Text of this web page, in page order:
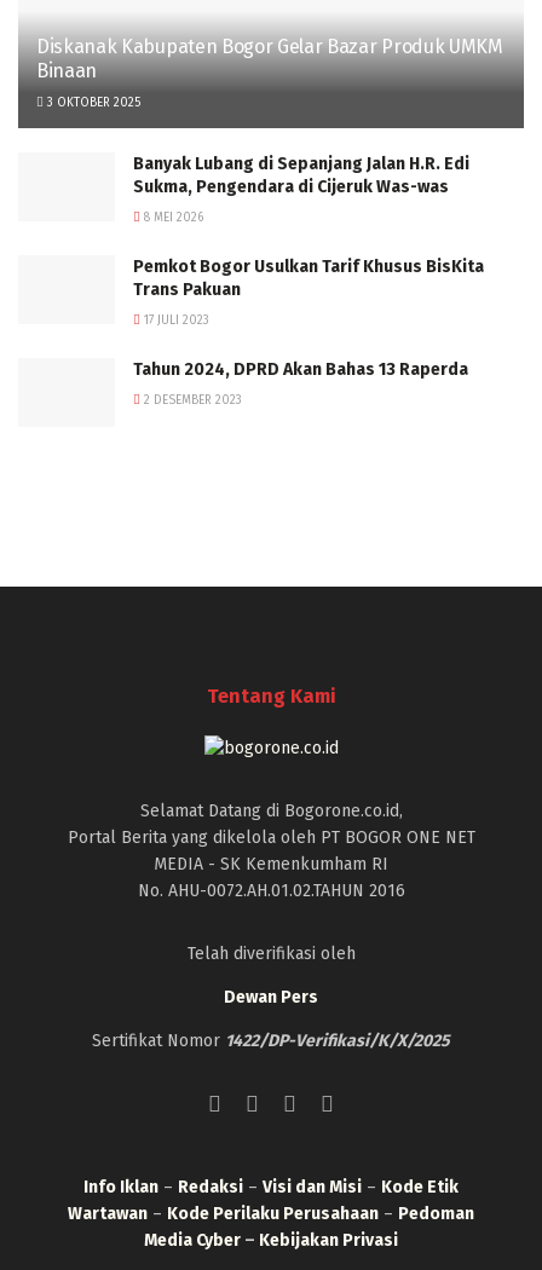
Diskanak Kabupaten Bogor Gelar Bazar Produk UMKM
Binaan
3 OKTOBER 2025
Banyak Lubang di Sepanjang Jalan H.R. Edi
Sukma, Pengendara di Cijeruk Was-was
8 MEI 2026
Pemkot Bogor Usulkan Tarif Khusus BisKita
Trans Pakuan
17 JULI 2023
Tahun 2024, DPRD Akan Bahas 13 Raperda
2 DESEMBER 2023
Tentang Kami
Selamat Datang di Bogorone.co.id,
Portal Berita yang dikelola oleh PT BOGOR ONE NET
MEDIA - SK Kemenkumham RI
No. AHU-0072.AH.01.02.TAHUN 2016
Telah diverifikasi oleh
Dewan Pers
Sertifikat Nomor 1422/DP-Verifikasi/K/X/2025
Info Iklan – Redaksi – Visi dan Misi – Kode Etik
Wartawan – Kode Perilaku Perusahaan – Pedoman
Media Cyber – Kebijakan Privasi